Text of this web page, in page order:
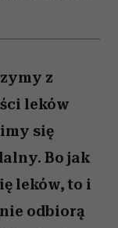
z
leków
się
Bo jak
leków, to i
odbiorą